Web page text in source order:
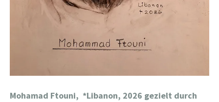
Mohamad Ftouni, *Libanon, 2026 gezielt durch